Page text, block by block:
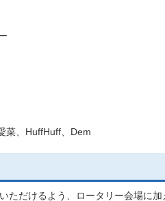
菜、HuffHuff、Dem
ただけるよう、ロータリー会場に